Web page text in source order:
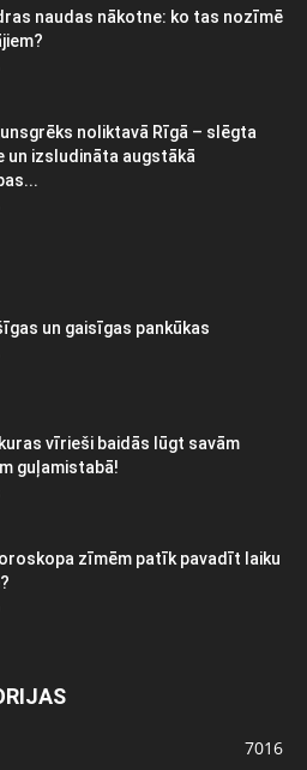
naudas nākotne: ko tas nozīmē
noliktavā Rīgā – slēgta
un izsludināta augstākā
un gaisīgas pankūkas
vīrieši baidās lūgt savām
guļamistabā!
zīmēm patīk pavadīt laiku
7016